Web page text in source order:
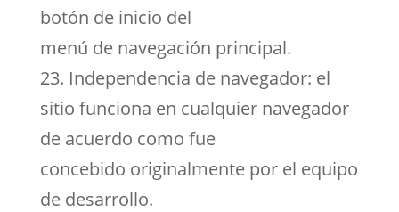
botón de inicio del
menú de navegación principal.
23. Independencia de navegador: el
sitio funciona en cualquier navegador
de acuerdo como fue
concebido originalmente por el equipo
de desarrollo.